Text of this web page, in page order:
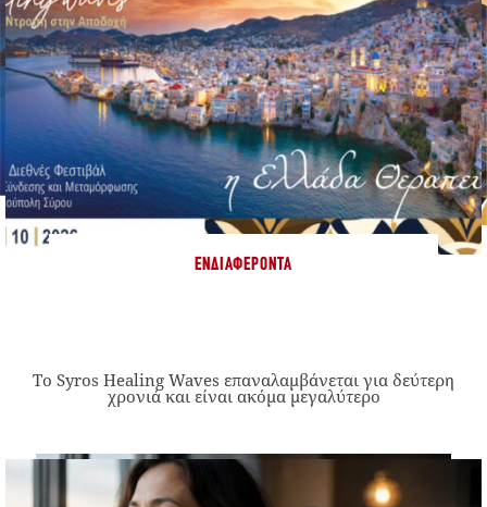
ΕΝΔΙΑΦΈΡΟΝΤΑ
Το Syros Healing Waves επαναλαμβάνεται για δεύτερη
χρονιά και είναι ακόμα μεγαλύτερο